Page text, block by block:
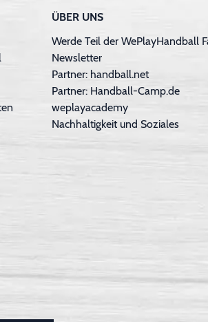
ÜBER UNS
Werde Teil der WePlayHandball
Newsletter
Partner: handball.net
Partner: Handball-Camp.de
weplayacademy
Nachhaltigkeit und Soziales